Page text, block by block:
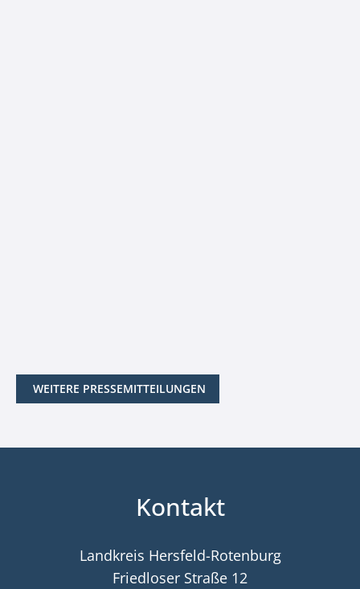
WEITERE PRESSEMITTEILUNGEN
Kontakt
Landkreis Hersfeld-Rotenburg
Friedloser Straße 12